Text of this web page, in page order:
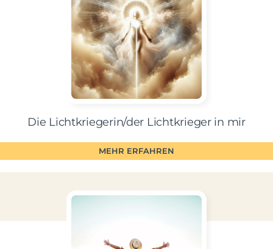
Die Lichtkriegerin/der Lichtkrieger in mir
MEHR ERFAHREN